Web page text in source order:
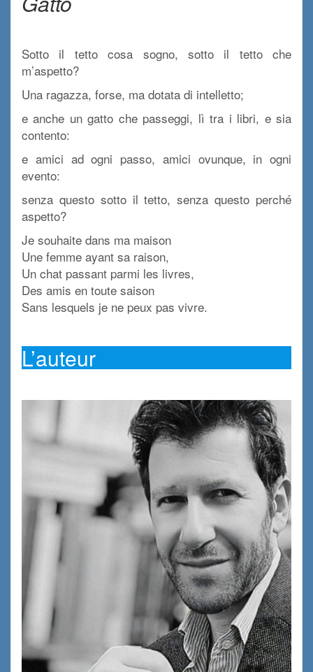
Sotto il tetto cosa sogno, sotto il tetto che
m’aspetto?
Una ragazza, forse, ma dotata di intelletto;
e anche un gatto che passeggi, lì tra i libri, e sia
contento:
e amici ad ogni passo, amici ovunque, in ogni
evento:
senza questo sotto il tetto, senza questo perché
aspetto?
Je souhaite dans ma maison
Une femme ayant sa raison,
Un chat passant parmi les livres,
Des amis en toute saison
Sans lesquels je ne peux pas vivre.
L’auteur